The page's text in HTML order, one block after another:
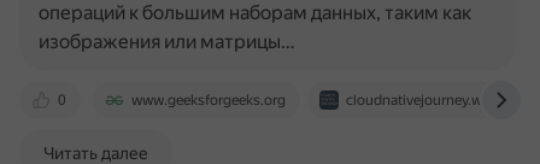
0 www.geeksforgeeks.org
операций к большим наборам данных, таким как
изображения или матрицы…
Читать далее